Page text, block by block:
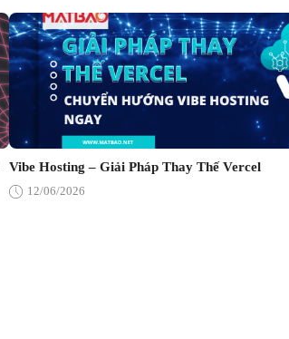
Vibe Hosting – Giải Pháp Thay Thế Vercel
12/06/2026